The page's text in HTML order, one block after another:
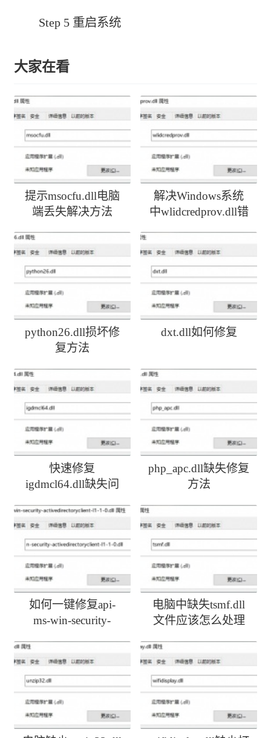
Step 5 重启系统
大家在看
提示msocfu.dll电脑
端丢失解决方法
解决Windows系统
中wlidcredprov.dll错
python26.dll损坏修
复方法
dxt.dll如何修复
快速修复
igdmcl64.dll缺失问
php_apc.dll缺失修复
方法
如何一键修复api-
ms-win-security-
电脑中缺失tsmf.dll
文件应该怎么处理